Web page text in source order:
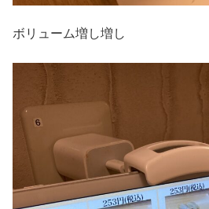
ボリューム増し増し